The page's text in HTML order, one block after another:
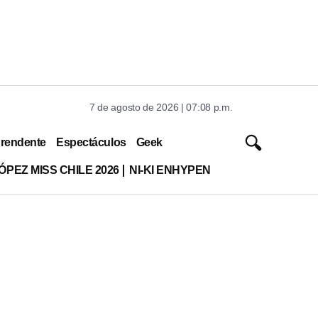
7 de agosto de 2026 | 07:08 p.m.
Espectáculos Geek
MISS CHILE 2026 NI-KI ENHYPEN